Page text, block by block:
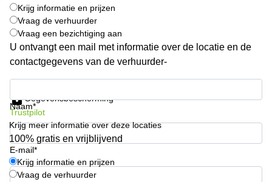
space
Breda
Coworking
Arnhem
Coworking
space
Hilversum
Coworking
space
Zwolle
Krijg informatie en prijzen
Vraag de verhuurder
Vraag een bezichtiging aan
U ontvangt een mail met informatie over de locatie en de
contactgegevens van de verhuurder-
Naam*
E-mail*
Gegevensbescherming
Trustpilot
Krijg meer informatie over deze locaties
100% gratis en vrijblijvend
Krijg informatie en prijzen
Vraag de verhuurder